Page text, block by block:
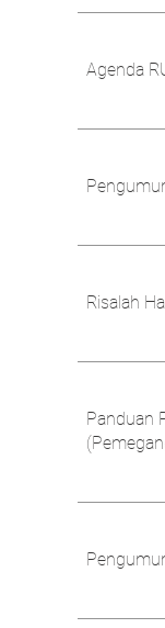
Agenda
Risalah
Panduan